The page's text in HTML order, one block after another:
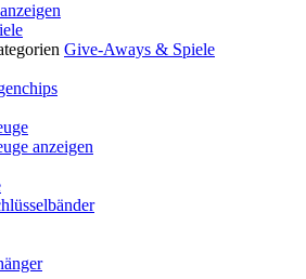
Give-Aways & Spiele
anzeigen